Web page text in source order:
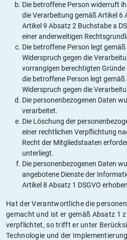
Die betroffene Person widerruft
die Verarbeitung gemäß Artikel 6
Artikel 9 Absatz 2 Buchstabe a
einer anderweitigen
Die betroffene Person legt
Widerspruch gegen die
vorrangigen berechtigten
die betroffene Person legt gemäß
Widerspruch gegen die
Die personenbezogenen Daten
verarbeitet.
Die Löschung der
einer rechtlichen Verpflichtung
Recht der Mitgliedstaaten
unterliegt.
Die personenbezogenen Daten
angebotene Dienste der
Artikel 8 Absatz 1 DSGVO
Hat der Verantwortliche die
gemacht und ist er gemäß Absatz 1
verpflichtet, so trifft er unter
Technologie und der